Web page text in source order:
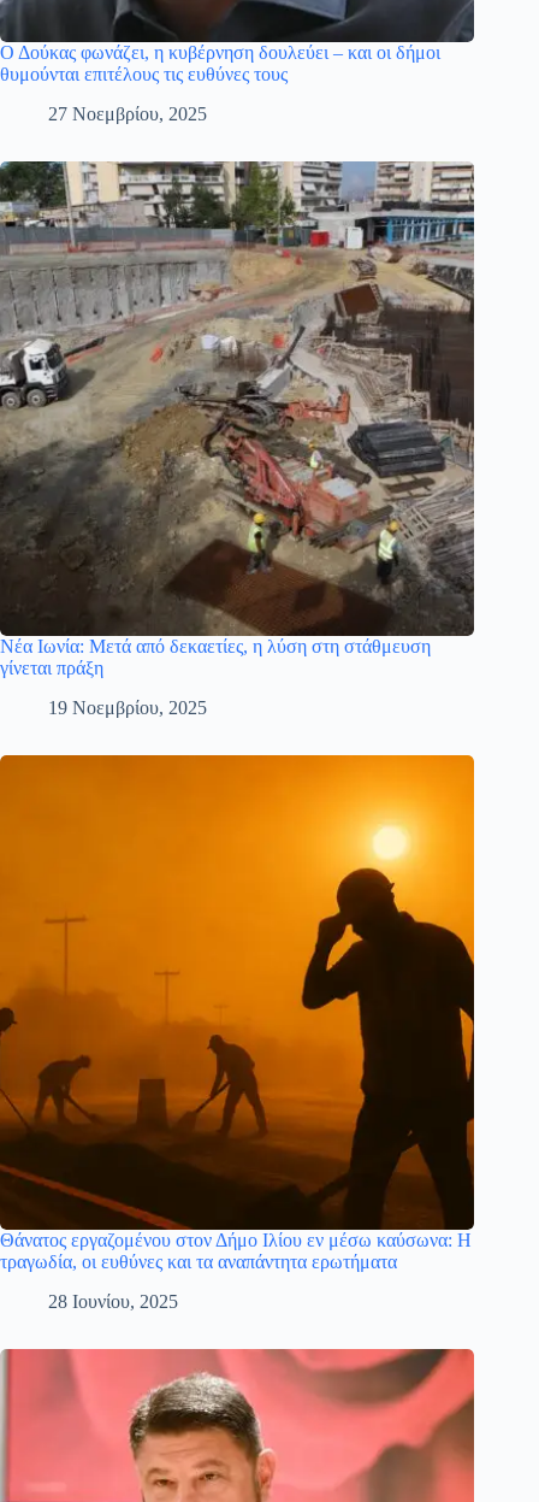
Ο Δούκας φωνάζει, η κυβέρνηση δουλεύει – και οι δήμοι
θυμούνται επιτέλους τις ευθύνες τους
27 Νοεμβρίου, 2025
Νέα Ιωνία: Μετά από δεκαετίες, η λύση στη στάθμευση
γίνεται πράξη
19 Νοεμβρίου, 2025
Θάνατος εργαζομένου στον Δήμο Ιλίου εν μέσω καύσωνα: Η
τραγωδία, οι ευθύνες και τα αναπάντητα ερωτήματα
28 Ιουνίου, 2025